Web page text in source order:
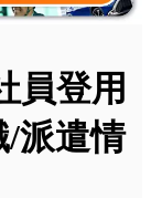
員登用
派遣情